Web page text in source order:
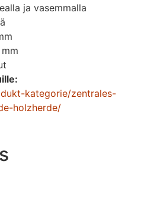
ja vasemmalla
kategorie/zentrales-
holzherde/